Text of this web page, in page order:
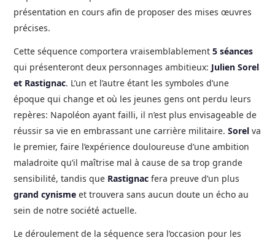
présentation en cours afin de proposer des mises œuvres
précises.
Cette séquence comportera vraisemblablement5 séances
qui présenteront deux personnages ambitieux: Julien Sorel
et Rastignac. L’un et l’autre étant les symboles d’une
époque qui change et où les jeunes gens ont perdu leurs
repères: Napoléon ayant failli, il n’est plus envisageable de
réussir sa vie en embrassant une carrière militaire.Sorel va
le premier, faire l’expérience douloureuse d’une ambition
maladroite qu’il maîtrise mal à cause de sa trop grande
sensibilité, tandis que Rastignac fera preuve d’un plus
grand cynisme et trouvera sans aucun doute un écho au
sein de notre société actuelle.
Le déroulement de la séquence sera l’occasion pour les